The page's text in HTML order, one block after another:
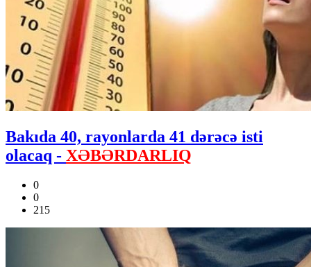
Bakıda 40, rayonlarda 41 dərəcə isti
olacaq - XƏBƏRDARLIQ
0
0
215